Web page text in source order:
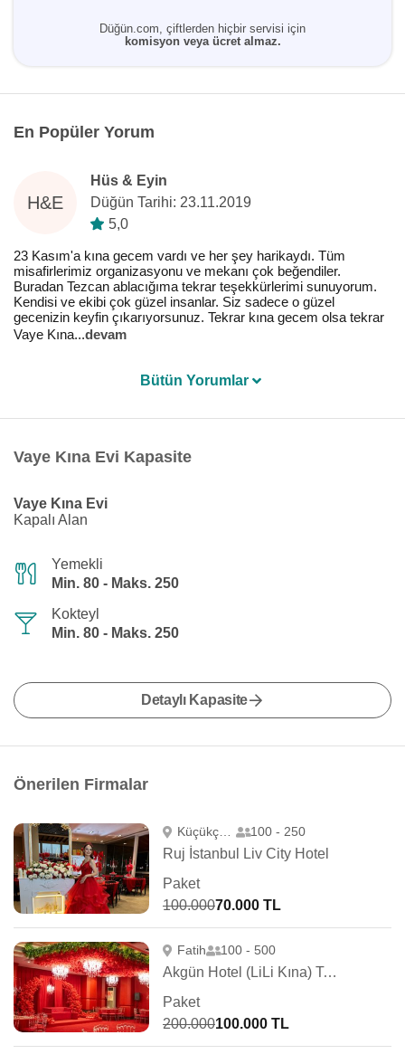
Düğün.com, çiftlerden hiçbir servisi için
komisyon veya ücret almaz.
En Popüler Yorum
H&E
Hüs & Eyin
Düğün Tarihi: 23.11.2019
5,0
23 Kasım'a kına gecem vardı ve her şey harikaydı. Tüm
misafirlerimiz organizasyonu ve mekanı çok beğendiler.
Buradan Tezcan ablacığıma tekrar teşekkürlerimi sunuyorum.
Kendisi ve ekibi çok güzel insanlar. Siz sadece o güzel
gecenizin keyfin çıkarıyorsunuz. Tekrar kına gecem olsa tekrar
Vaye Kına...devam
Bütün Yorumlar
Vaye Kına Evi Kapasite
Vaye Kına Evi
Kapalı Alan
Yemekli
Min. 80 - Maks. 250
Kokteyl
Min. 80 - Maks. 250
Detaylı Kapasite
Önerilen Firmalar
Küçükçekmece 100 - 250
Ruj İstanbul Liv City Hotel
Paket
100.00070.000 TL
Fatih 100 - 500
Akgün Hotel (LiLi Kına) Topkapı
Paket
200.000100.000 TL